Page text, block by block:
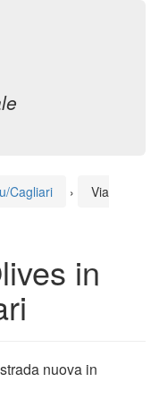
Cagliari ›
Via
in
nuova in